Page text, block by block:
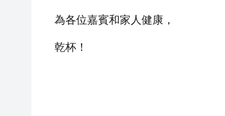
為各位嘉賓和家人健康，
乾杯！